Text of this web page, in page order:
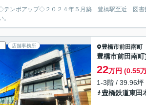
テンポアップ◇２０２４年５月築 豊橋駅至近 図書
。
店舗事務所 豊橋市前田南町
豊橋市前田南
22万円 (0.55
1-3階 / 39.96
豊橋鉄道東田